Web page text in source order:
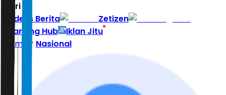
Hari ini
Indeks Berita
Zetizen
Learning Hub
Iklan Jitu
Home
Nasional